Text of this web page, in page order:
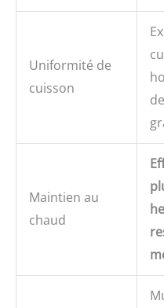
Uniformité de
cuisson
Maintien au
chaud